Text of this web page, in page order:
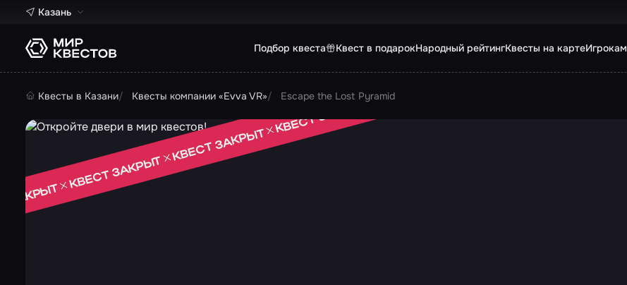
Казань
Подбор квеста Квест в подарокНародный рейтингКвесты на картеИгрокам
Квесты в Казани Квесты компании «Evva VR» Escape the Lost Pyramid
ЗАКРЫТ
КВЕСТ ЗАКРЫТ
КВЕСТ ЗАКРЫТ
КВЕСТ ЗАКРЫТ